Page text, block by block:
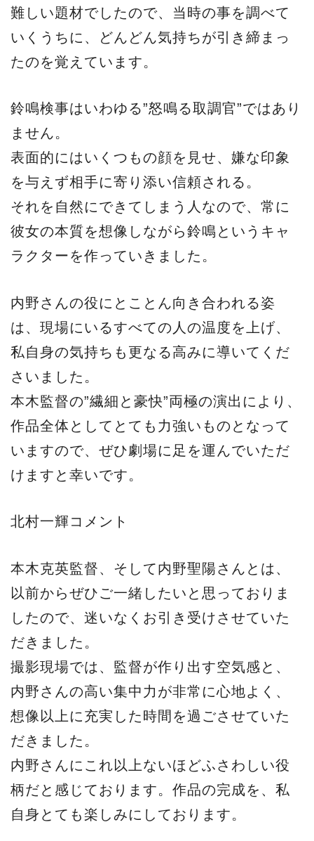
難しい題材でしたので、当時の事を調べて
いくうちに、どんどん気持ちが引き締まっ
たのを覚えています。
鈴鳴検事はいわゆる”怒鳴る取調官”ではあり
ません。
表面的にはいくつもの顔を見せ、嫌な印象
を与えず相手に寄り添い信頼される。
それを自然にできてしまう人なので、常に
彼女の本質を想像しながら鈴鳴というキャ
ラクターを作っていきました。
内野さんの役にとことん向き合われる姿
は、現場にいるすべての人の温度を上げ、
私自身の気持ちも更なる高みに導いてくだ
さいました。
本木監督の”繊細と豪快”両極の演出により、
作品全体としてとても力強いものとなって
いますので、ぜひ劇場に足を運んでいただ
けますと幸いです。
北村一輝コメント
本木克英監督、そして内野聖陽さんとは、
以前からぜひご一緒したいと思っておりま
したので、迷いなくお引き受けさせていた
だきました。
撮影現場では、監督が作り出す空気感と、
内野さんの高い集中力が非常に心地よく、
想像以上に充実した時間を過ごさせていた
だきました。
内野さんにこれ以上ないほどふさわしい役
柄だと感じております。作品の完成を、私
自身とても楽しみにしております。